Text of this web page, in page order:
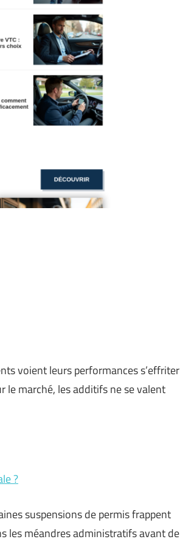
voient leurs performances s’effriter
le marché, les additifs ne se valent
?
suspensions de permis frappent
les méandres administratifs avant de